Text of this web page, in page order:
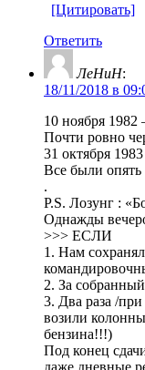
[Цитировать]
Ответить
ЛеНиН:
18/11/2018 в
10 ноября
Почти ровно
31 октября
Все были
.
P.S. Лозунг :
Однажды
>>> ЕСЛИ
1. Нам
2. За
3. Два раза /при
возили
бензина!!!)
Под конец
даже дневные